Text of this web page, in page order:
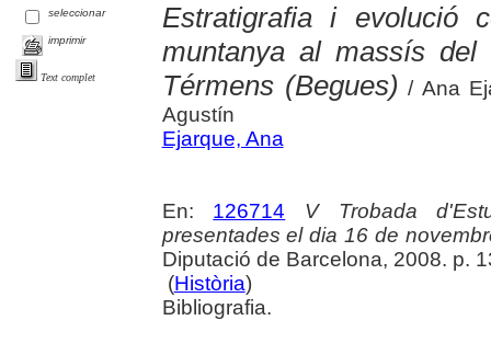
seleccionar
imprimir
Text complet
Estratigrafia i evolució
muntanya al massís
Térmens (Begues) / Ana
Agustín
Ejarque, Ana
En: 126714
V Trobada
presentades el dia 16 de
Diputació de Barcelona, 2008. p.
(Història)
Bibliografia.